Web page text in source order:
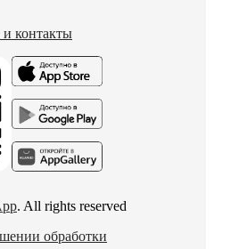
контакты
. All rights reserved
обработки